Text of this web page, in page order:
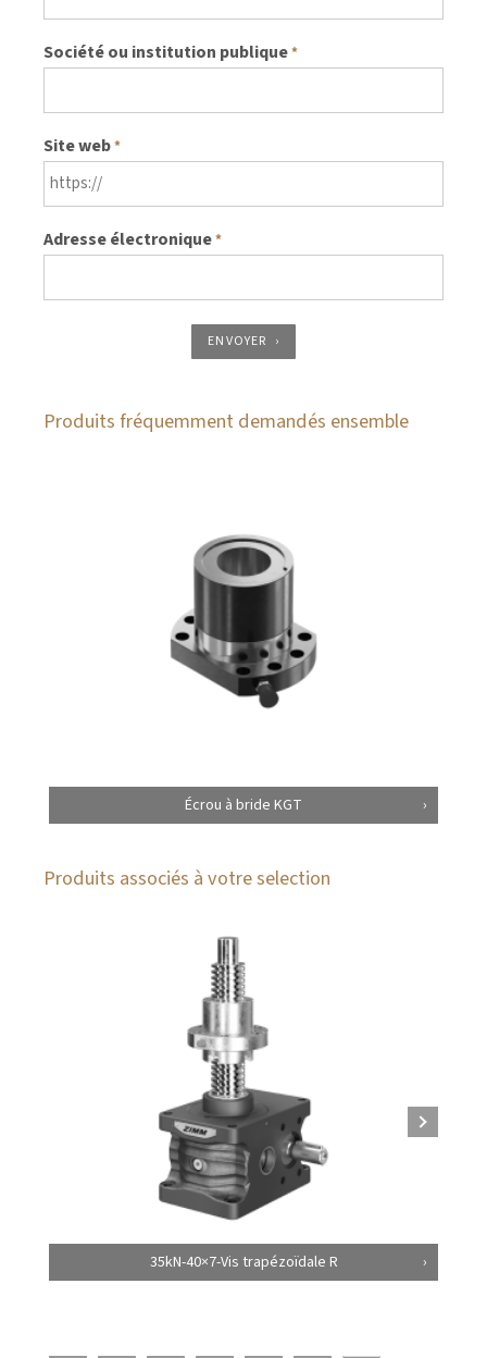
Société ou institution publique*
Site web*
Adresse électronique*
ENVOYER
Produits fréquemment demandés ensemble
Écrou à bride KGT
Produits associés à votre selection
35kN-40×7-Vis trapézoïdale R